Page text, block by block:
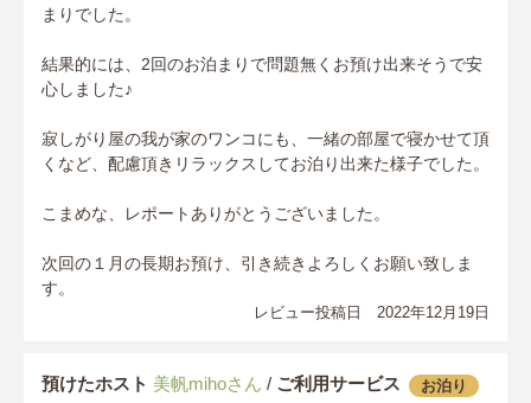
まりでした。
結果的には、2回のお泊まりで問題無くお預け出来そうで安
心しました♪
寂しがり屋の我が家のワンコにも、一緒の部屋で寝かせて頂
くなど、配慮頂きリラックスしてお泊り出来た様子でした。
こまめな、レポートありがとうございました。
次回の１月の長期お預け、引き続きよろしくお願い致しま
す。
レビュー投稿日 2022年12月19日
預けたホスト 美帆mihoさん / ご利用サービス お泊り